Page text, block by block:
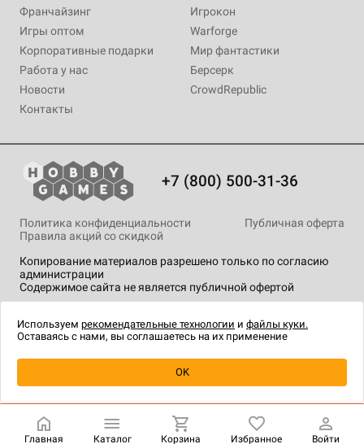
Франчайзинг
Игры оптом
Корпоративные подарки
Работа у нас
Новости
Контакты
Игрокон
Warforge
Мир фантастики
Берсерк
CrowdRepublic
+7 (800) 500-31-36
Копирование материалов разрешено только по согласию
администрации
Содержимое сайта не является публичной офертой
Политика конфиденциальности
Публичная оферта
Правила акций со скидкой
технологии.
Главная Каталог Корзина Избранное Войти
Используем рекомендательные технологии и файлы куки.
Оставаясь с нами, вы соглашаетесь на их применение
OK